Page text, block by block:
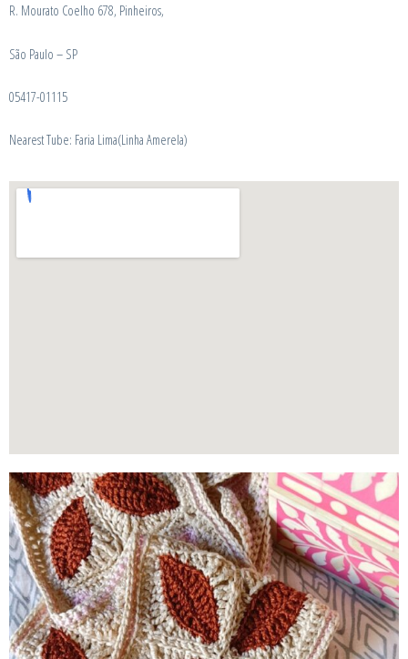
R. Mourato Coelho 678, Pinheiros,
São Paulo – SP
05417-01115
Nearest Tube: Faria Lima(Linha Amerela)